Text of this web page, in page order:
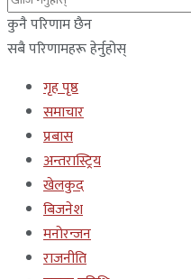
कुनै परिणाम छैन
सबै परिणामहरू हेर्नुहोस्
गृह पृष्ठ
समाचार
प्रबास
अन्तरास्ट्रिय
खेलकुद
बिजनेश
मनोरन्जन
राजनीति